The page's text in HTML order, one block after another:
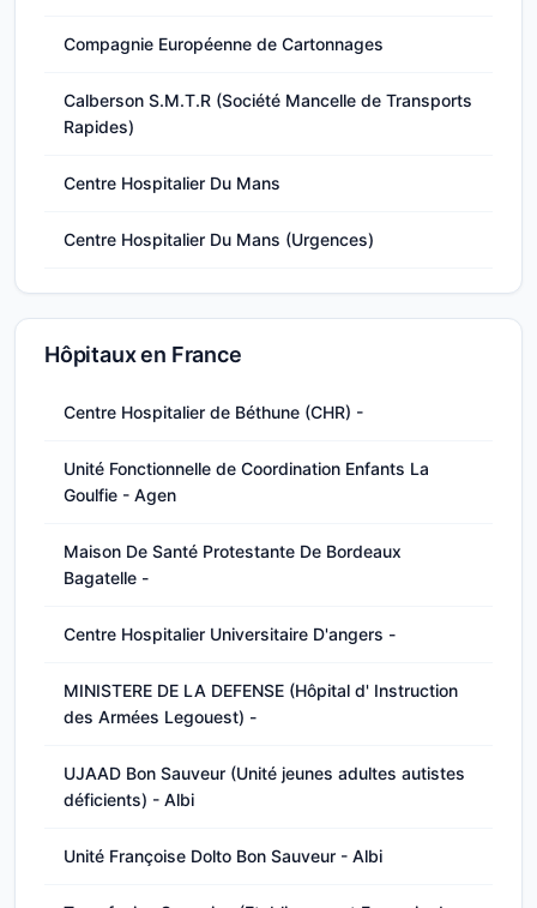
Compagnie Européenne de Cartonnages
Calberson S.M.T.R (Société Mancelle de Transports
Rapides)
Centre Hospitalier Du Mans
Centre Hospitalier Du Mans (Urgences)
Hôpitaux en France
Centre Hospitalier de Béthune (CHR) -
Unité Fonctionnelle de Coordination Enfants La
Goulfie - Agen
Maison De Santé Protestante De Bordeaux
Bagatelle -
Centre Hospitalier Universitaire D'angers -
MINISTERE DE LA DEFENSE (Hôpital d' Instruction
des Armées Legouest) -
UJAAD Bon Sauveur (Unité jeunes adultes autistes
déficients) - Albi
Unité Françoise Dolto Bon Sauveur - Albi